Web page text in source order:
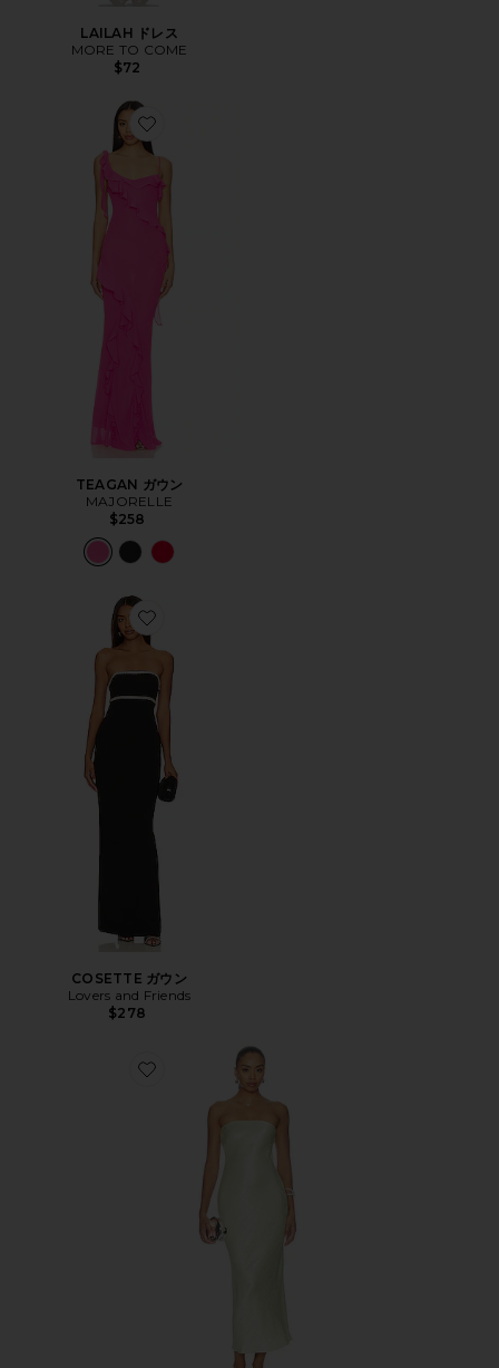
LAILAH ドレス
MORE TO COME
$72
Favorite TEAGAN ガウン
TEAGAN ガウン
MAJORELLE
$258
Favorite COSETTE ガウン
COSETTE ガウン
Lovers and Friends
$278